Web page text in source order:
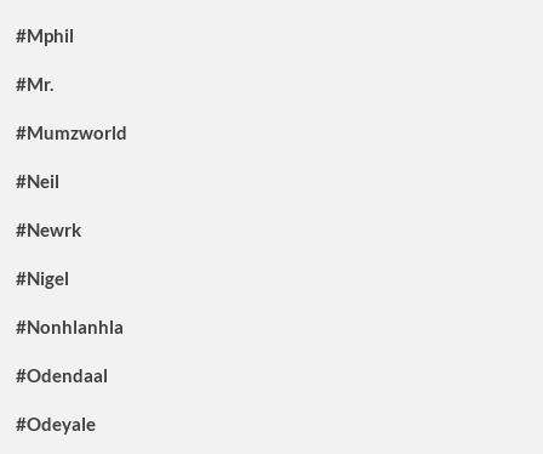
#Mphil
#Mr.
#Mumzworld
#Neil
#Newrk
#Nigel
#Nonhlanhla
#Odendaal
#Odeyale